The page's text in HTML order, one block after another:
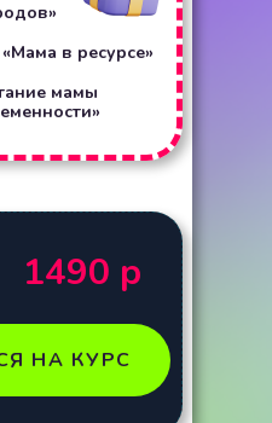
НА КУРС
1490 р
в ресурсе»
мамы